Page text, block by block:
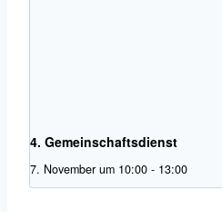
4. Gemeinschaftsdienst
7. November um 10:00 - 13:00